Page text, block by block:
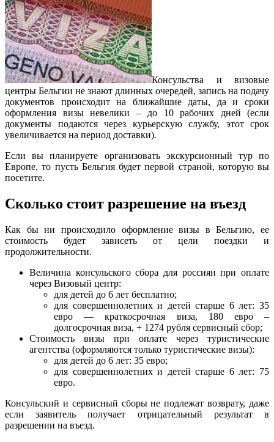
Консульства и визовые
центры Бельгии не знают длинных очередей, запись на подачу
документов происходит на ближайшие даты, да и сроки
оформления визы невелики – до 10 рабочих дней (если
документы подаются через курьерскую службу, этот срок
увеличивается на период доставки).
Если вы планируете организовать экскурсионный тур по
Европе, то пусть Бельгия будет первой страной, которую вы
посетите.
Сколько стоит разрешение на въезд
Как бы ни происходило оформление визы в Бельгию, ее
стоимость будет зависеть от цели поездки и
продолжительности.
Величина консульского сбора для россиян при оплате
через Визовый центр:
для детей до 6 лет бесплатно;
для совершеннолетних и детей старше 6 лет: 35
евро — краткосрочная виза, 180 евро –
долгосрочная виза, + 1274 рубля сервисный сбор;
Стоимость визы при оплате через туристические
агентства (оформляются только туристические визы):
для детей до 6 лет: 35 евро;
для совершеннолетних и детей старше 6 лет: 75
евро.
Консульский и сервисный сборы не подлежат возврату, даже
если заявитель получает отрицательный результат в
разрешении на въезд.